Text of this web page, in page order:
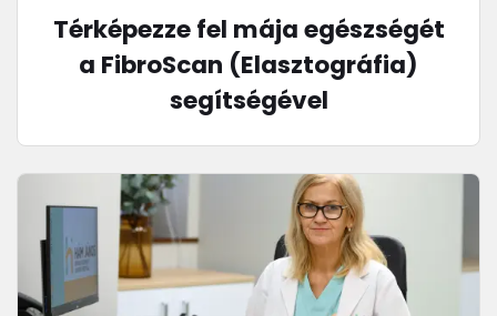
Térképezze fel mája egészségét
a FibroScan (Elasztográfia)
segítségével